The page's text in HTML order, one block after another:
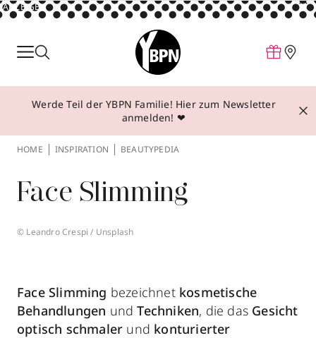
ANZEIGE
Parfum
Make-up
Behandlungen
Über YBPN
Aktionen
Werde Teil der YBPN Familie! Hier zum Newsletter
anmelden! ❤
HOME INSPIRATION BEAUTYPEDIA
Face Slimming
© Leandro Crespi / Unsplash
Face Slimming bezeichnet kosmetische
Behandlungen undTechniken, die das Gesicht
optisch schmaler und konturierter